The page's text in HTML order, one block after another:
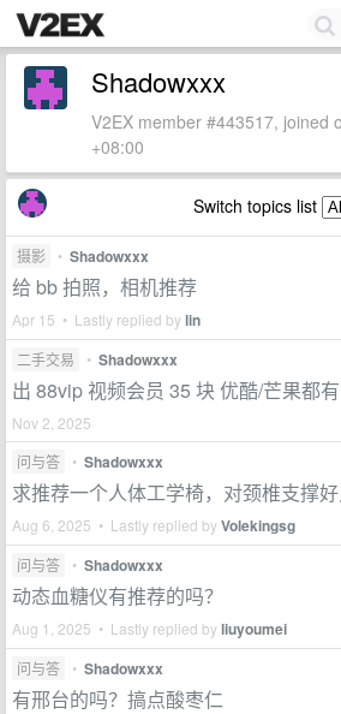
Shadowxxx
V2EX member #443517, joined
+08:00
Switch topics list
摄影 • Shadowxxx
给 bb 拍照，相机推荐
Apr 15 • Lastly replied bylin
二手交易 • Shadowxxx
出 88vip 视频会员 35 块 优酷/芒果都有
Nov 2, 2025
问与答
• Shadowxxx
求推荐一个人体工学椅，对颈椎支撑
Aug 6, 2025 • Lastly replied byVolekingsg
问与答 • Shadowxxx
动态血糖仪有推荐的吗？
Aug 1, 2025 • Lastly replied byliuyoumei
问与答 • Shadowxxx
有邢台的吗？搞点酸枣仁